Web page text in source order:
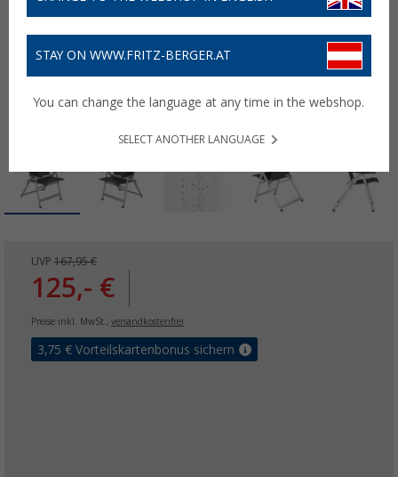
UVP 167,95 €
125,- €
Preise inkl. MwSt., versandkostenfrei
3,75 € Vorteilskartenbonus sichern
STAY ON WWW.FRITZ-BERGER.AT
You can change the language at any time in the webshop.
SELECT ANOTHER LANGUAGE